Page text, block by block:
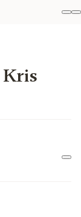
Kris